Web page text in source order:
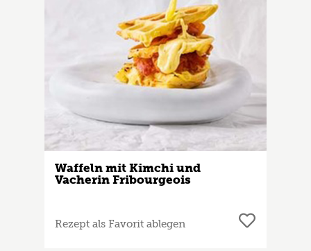
Waffeln mit Kimchi und
Vacherin Fribourgeois
Rezept als Favorit ablegen